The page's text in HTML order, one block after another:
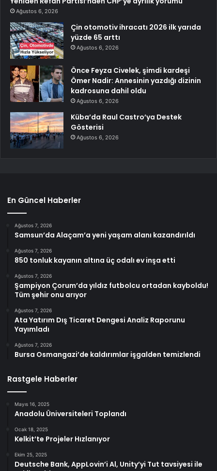
Ağustos 6, 2026
Çin otomotiv ihracatı 2026 ilk yarıda
yüzde 65 arttı
Ağustos 6, 2026
Önce Feyza Civelek, şimdi kardeşi
Ömer Nadir: Annesinin yazdığı dizinin
kadrosuna dahil oldu
Ağustos 6, 2026
Küba’da Raul Castro’ya Destek
Gösterisi
Ağustos 6, 2026
En Güncel Haberler
Ağustos 7, 2026
Samsun’da Alaçam’a yeni yaşam alanı kazandırıldı
Ağustos 7, 2026
850 tonluk kayanın altına üç odalı ev inşa etti
Ağustos 7, 2026
Şampiyon Çorum’da yıldız futbolcu ortadan kayboldu!
Tüm şehir onu arıyor
Ağustos 7, 2026
Ata Yatırım Dış Ticaret Dengesi Analiz Raporunu
Yayımladı
Ağustos 7, 2026
Bursa Osmangazi’de kaldırımlar işgalden temizlendi
Rastgele Haberler
Mayıs 16, 2025
Anadolu Üniversiteleri Toplandı
Ocak 18, 2025
Kelkit’te Projeler Hızlanıyor
Ekim 25, 2025
Deutsche Bank, AppLovin’i Al, Unity’yi Tut tavsiyesi ile